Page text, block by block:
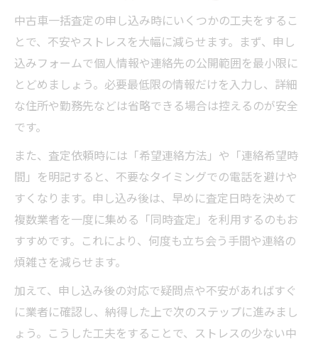
中古車一括査定の申し込み時にいくつかの工夫をするこ
とで、不安やストレスを大幅に減らせます。まず、申し
込みフォームで個人情報や連絡先の公開範囲を最小限に
とどめましょう。必要最低限の情報だけを入力し、詳細
な住所や勤務先などは省略できる場合は控えるのが安全
です。
また、査定依頼時には「希望連絡方法」や「連絡希望時
間」を明記すると、不要なタイミングでの電話を避けや
すくなります。申し込み後は、早めに査定日時を決めて
複数業者を一度に集める「同時査定」を利用するのもお
すすめです。これにより、何度も立ち会う手間や連絡の
煩雑さを減らせます。
加えて、申し込み後の対応で疑問点や不安があればすぐ
に業者に確認し、納得した上で次のステップに進みまし
ょう。こうした工夫をすることで、ストレスの少ない中